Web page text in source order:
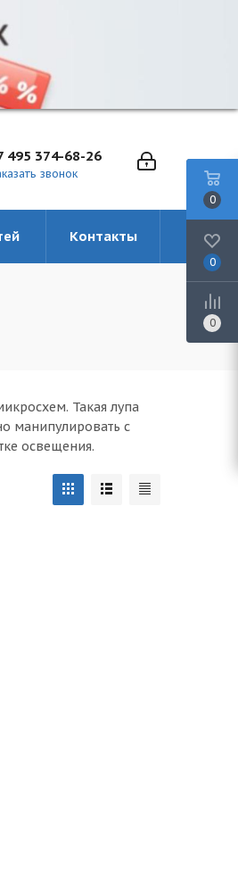
495 374-68-26
звонок
Контакты
Такая лупа
манипулировать с
освещения.
0
0
0